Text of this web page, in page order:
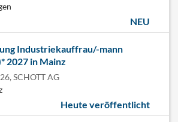
NEU
Industriekauffrau/-mann
2027 in Mainz
SCHOTT AG
Heute veröffentlicht